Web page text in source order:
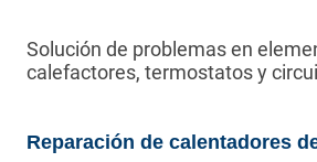
Solución de problemas en
calefactores, termostatos y
Reparación de calentadores